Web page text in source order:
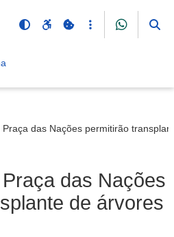
das Nações permitirão
das Nações
de árvores